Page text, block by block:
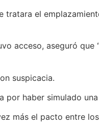
el
acceso, aseguró que
suspicacia.
haber simulado
más el pacto entre